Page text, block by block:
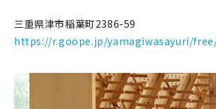
三重県津市稲葉町2386-59
https://r.goope.jp/yamagiwasayuri/